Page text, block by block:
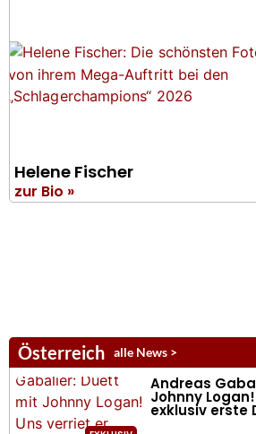
Helene Fischer
zur Bio »
Österreich alle News >
Andreas
Johnny
exklusiv erste